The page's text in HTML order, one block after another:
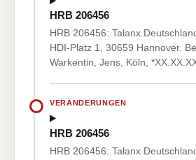
HRB 206456
HRB 206456: Talanx
HDI-Platz 1, 30659 Hannover.
Warkentin, Jens, Köln,
VERÄNDERUNGEN
HRB 206456
HRB 206456: Talanx